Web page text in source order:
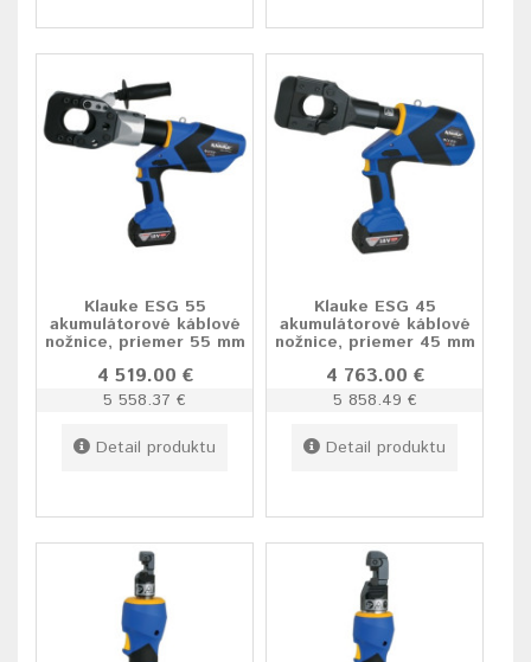
Klauke ESG 55
akumulátorové káblové
nožnice, priemer 55 mm
4 519.00 €
5 558.37 €
Detail produktu
Klauke ESG 45
akumulátorové káblové
nožnice, priemer 45 mm
4 763.00 €
5 858.49 €
Detail produktu